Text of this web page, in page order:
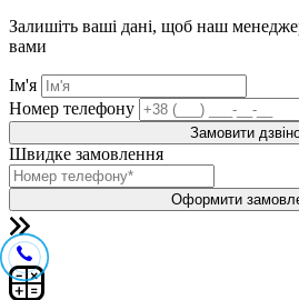
Залишіть ваші дані, щоб наш
вами
Ім'я
Номер телефону
Замовити
Швидке замовлення
Оформити